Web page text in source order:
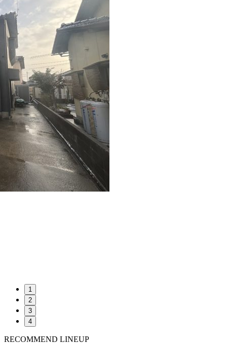
1
2
3
4
RECOMMEND LINEUP